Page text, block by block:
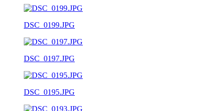
DSC_0199.JPG
DSC_0197.JPG
DSC_0195.JPG